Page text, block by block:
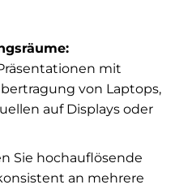
mit
von Laptops,
auf Displays oder
Sie hochauflösende
an mehrere